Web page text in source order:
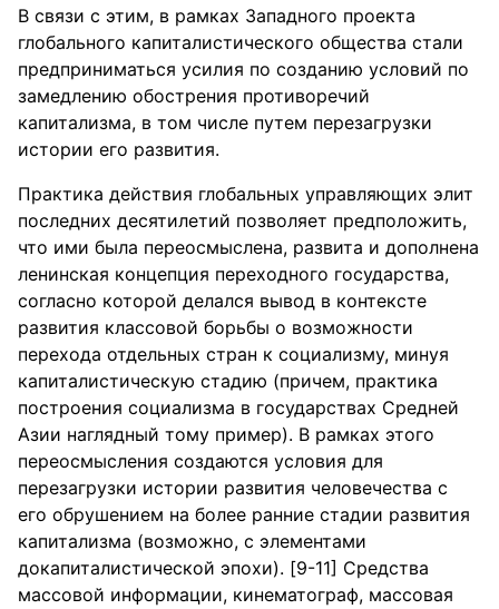
В связи с этим, в рамках Западного проекта
глобального капиталистического общества стали
предприниматься усилия по созданию условий по
замедлению обострения противоречий
капитализма, в том числе путем перезагрузки
истории его развития.
Практика действия глобальных управляющих элит
последних десятилетий позволяет предположить,
что ими была переосмыслена, развита и дополнена
ленинская концепция переходного государства,
согласно которой делался вывод в контексте
развития классовой борьбы о возможности
перехода отдельных стран к социализму, минуя
капиталистическую стадию (причем, практика
построения социализма в государствах Средней
Азии наглядный тому пример). В рамках этого
переосмысления создаются условия для
перезагрузки истории развития человечества с
его обрушением на более ранние стадии развития
капитализма (возможно, с элементами
докапиталистической эпохи). [9-11] Средства
массовой информации, кинематограф, массовая